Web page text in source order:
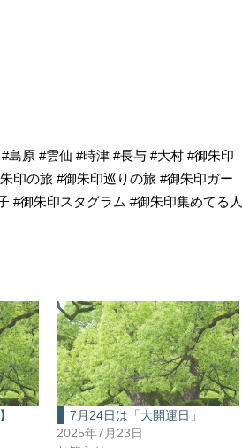
島原 #雲仙 #時津 #長与 #大村 #御朱印
印の旅 #御朱印巡りの旅 #御朱印ガー
#御朱印スタグラム #御朱印集めてる人
7月24日は「大開運日」
2025年7月23日